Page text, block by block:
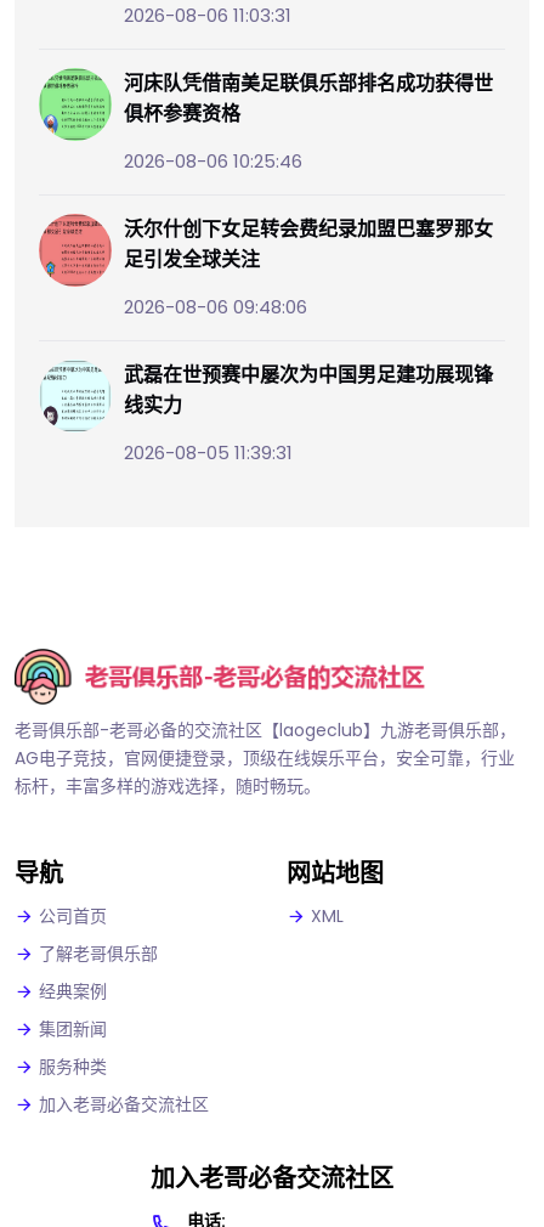
2026-08-06 11:03:31
河床队凭借南美足联俱乐部排名成功获得世
俱杯参赛资格
2026-08-06 10:25:46
沃尔什创下女足转会费纪录加盟巴塞罗那女
足引发全球关注
2026-08-06 09:48:06
武磊在世预赛中屡次为中国男足建功展现锋
线实力
2026-08-05 11:39:31
老哥俱乐部-老哥必备的交流社区【laogeclub】九游老哥俱乐部，
AG电子竞技，官网便捷登录，顶级在线娱乐平台，安全可靠，行业
标杆，丰富多样的游戏选择，随时畅玩。
导航
公司首页
了解老哥俱乐部
经典案例
集团新闻
服务种类
加入老哥必备交流社区
网站地图
XML
加入老哥必备交流社区
电话: